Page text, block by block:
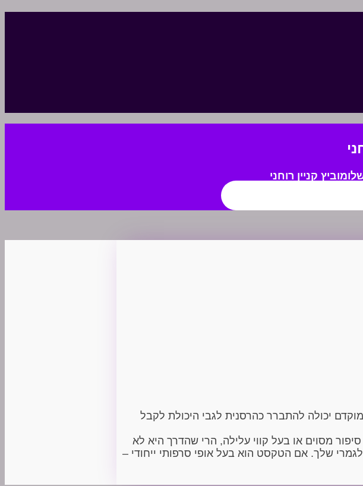
קניין רוחני
יכולה להתברר כהרסנית לגבי היכולת לקבל
מסוים או בעל קווי עלילה, הרי שהדרך היא לא
שלך. אם הטקסט הוא בעל אופי סרפותי ייחודי –